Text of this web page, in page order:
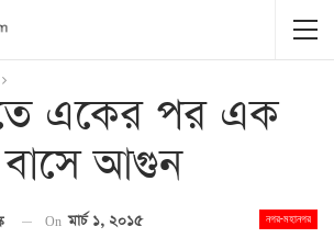
একের পর এক
বাসে আগুন
নগর-মহানগর
On মার্চ ১, ২০১৫